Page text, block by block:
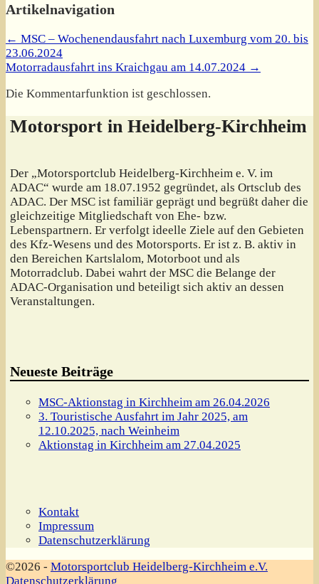
Artikelnavigation
← MSC – Wochenendausfahrt nach Luxemburg vom 20. bis
23.06.2024
Motorradausfahrt ins Kraichgau am 14.07.2024 →
Die Kommentarfunktion ist geschlossen.
Motorsport in Heidelberg-Kirchheim
Der „Motorsportclub Heidelberg-Kirchheim e. V. im
ADAC“ wurde am 18.07.1952 gegründet, als Ortsclub des
ADAC. Der MSC ist familiär geprägt und begrüßt daher die
gleichzeitige Mitgliedschaft von Ehe- bzw.
Lebenspartnern. Er verfolgt ideelle Ziele auf den Gebieten
des Kfz-Wesens und des Motorsports. Er ist z. B. aktiv in
den Bereichen Kartslalom, Motorboot und als
Motorradclub. Dabei wahrt der MSC die Belange der
ADAC-Organisation und beteiligt sich aktiv an dessen
Veranstaltungen.
Neueste Beiträge
MSC-Aktionstag in Kirchheim am 26.04.2026
3. Touristische Ausfahrt im Jahr 2025, am
12.10.2025, nach Weinheim
Aktionstag in Kirchheim am 27.04.2025
Kontakt
Impressum
Datenschutzerklärung
©2026 - Motorsportclub Heidelberg-Kirchheim e.V.
Datenschutzerklärung